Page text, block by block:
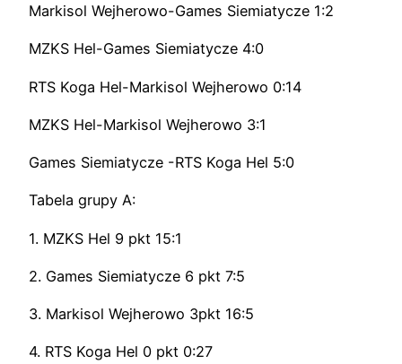
Markisol Wejherowo-Games Siemiatycze 1:2
MZKS Hel-Games Siemiatycze 4:0
RTS Koga Hel-Markisol Wejherowo 0:14
MZKS Hel-Markisol Wejherowo 3:1
Games Siemiatycze -RTS Koga Hel 5:0
Tabela grupy A:
1. MZKS Hel 9 pkt 15:1
2. Games Siemiatycze 6 pkt 7:5
3. Markisol Wejherowo 3pkt 16:5
4. RTS Koga Hel 0 pkt 0:27